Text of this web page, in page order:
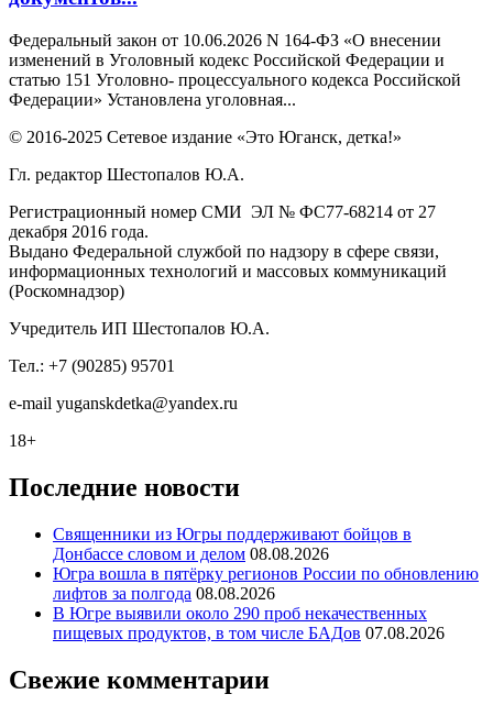
Федеральный закон от 10.06.2026 N 164-ФЗ «О внесении
изменений в Уголовный кодекс Российской Федерации и
статью 151 Уголовно- процессуального кодекса Российской
Федерации» Установлена уголовная...
© 2016-2025 Сетевое издание «Это Юганск, детка!»
Гл. редактор Шестопалов Ю.А.
Регистрационный номер СМИ ЭЛ № ФС77-68214 от 27
декабря 2016 года.
Выдано Федеральной службой по надзору в сфере связи,
информационных технологий и массовых коммуникаций
(Роскомнадзор)
Учредитель ИП Шестопалов Ю.А.
Тел.: +7 (90285) 95701
e-mail yuganskdetka@yandex.ru
18+
Последние новости
Священники из Югры поддерживают бойцов в
Донбассе словом и делом 08.08.2026
Югра вошла в пятёрку регионов России по обновлению
лифтов за полгода 08.08.2026
В Югре выявили около 290 проб некачественных
пищевых продуктов, в том числе БАДов 07.08.2026
Свежие комментарии